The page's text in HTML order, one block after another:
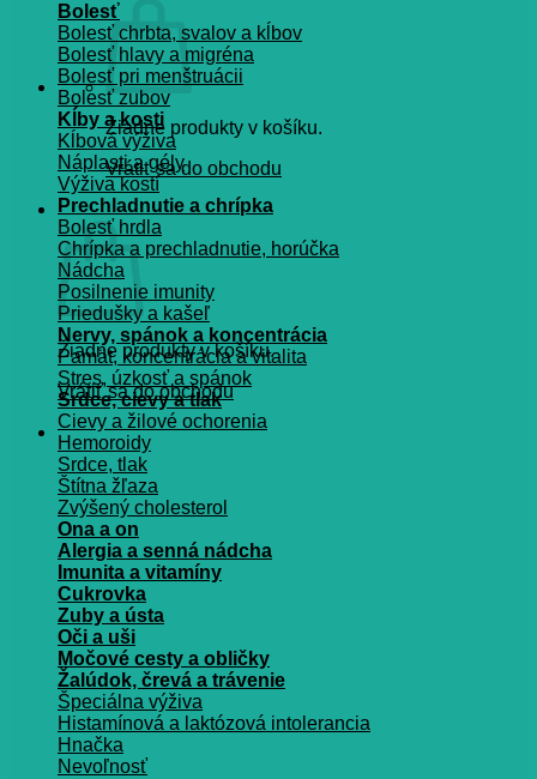
Žiadne produkty v košíku.
Vrátiť sa do obchodu
Košík
Žiadne produkty v košíku.
Vrátiť sa do obchodu
Bolesť
Bolesť chrbta, svalov a kĺbov
Bolesť hlavy a migréna
Bolesť pri menštruácii
Bolesť zubov
Kĺby a kosti
Kĺbová výživa
Náplasti a gély
Výživa kostí
Prechladnutie a chrípka
Bolesť hrdla
Chrípka a prechladnutie, horúčka
Nádcha
Posilnenie imunity
Priedušky a kašeľ
Nervy, spánok a koncentrácia
Pamät, koncentrácia a vitalita
Stres, úzkosť a spánok
Srdce, cievy a tlak
Cievy a žilové ochorenia
Hemoroidy
Srdce, tlak
Štítna žľaza
Zvýšený cholesterol
Ona a on
Alergia a senná nádcha
Imunita a vitamíny
Cukrovka
Zuby a ústa
Oči a uši
Močové cesty a obličky
Žalúdok, črevá a trávenie
Špeciálna výživa
Histamínová a laktózová intolerancia
Hnačka
Nevoľnosť